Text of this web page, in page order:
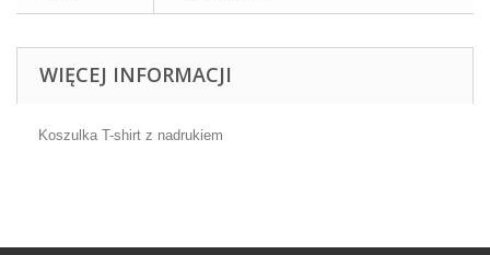
WIĘCEJ INFORMACJI
Koszulka T-shirt z nadrukiem